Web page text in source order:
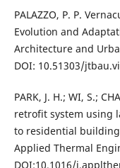
PALAZZO, P. P.
Evolution and
Architecture and
DOI: 10.51303/
PARK, J. H.; WI, S.;
retrofit system using
to residential
Applied Thermal
DOI:10.1016/